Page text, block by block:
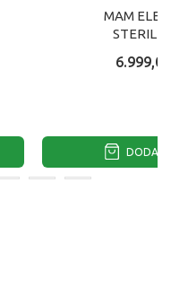
MAM
6.999,00
DODAJ